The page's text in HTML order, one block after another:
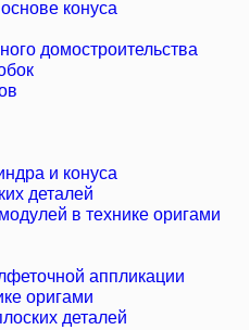
конуса
домостроительства
и конуса
деталей
в технике оригами
аппликации
оригами
деталей